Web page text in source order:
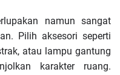
namun sangat
Pilih aksesori seperti
atau lampu gantung
karakter ruang.